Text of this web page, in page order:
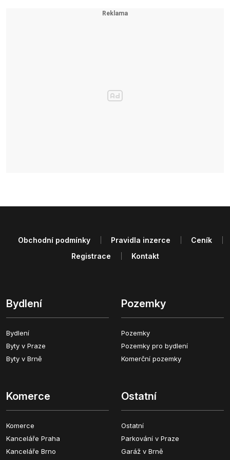
Bydlení
Bydlení
Byty v Praze
Byty v Brně
Pozemky
Pozemky
Pozemky pro bydlení
Komerční pozemky
Komerce
Komerce
Kanceláře Praha
Kanceláře Brno
Ostatní
Ostatní
Parkování v Praze
Garáž v Brně
Obchodní podmínky Pravidla inzerce
Ceník
Registrace
Kontakt